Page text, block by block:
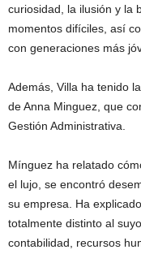
curiosidad, la ilusión y la
momentos difíciles, así
con generaciones más
Además, Villa ha tenido
de Anna Minguez, que
Gestión Administrativa.
Mínguez ha relatado
el lujo, se encontró
su empresa. Ha
totalmente distinto al
contabilidad, recursos